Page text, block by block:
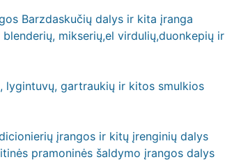
Barzdaskučių dalys ir kita įranga
mikserių,el virdulių,duonkepių ir
lygintuvų, gartraukių ir kitos smulkios
įrangos ir kitų įrenginių dalys
pramoninės šaldymo įrangos dalys